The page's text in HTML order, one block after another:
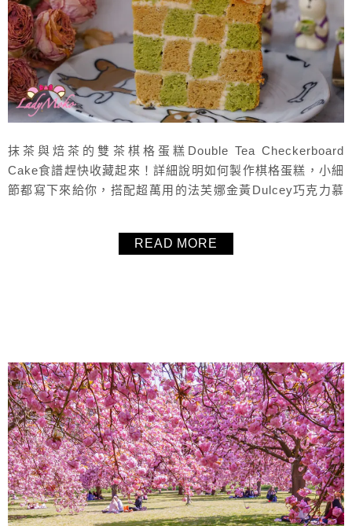
抹茶與焙茶的雙茶棋格蛋糕Double Tea Checkerboard
Cake食譜趕快收藏起來！詳細說明如何製作棋格蛋糕，小細
節都寫下來給你，搭配超萬用的法芙娜金黃Dulcey巧克力慕
蛋糕，茶控趕快把這個食譜收藏起來試試看！
READ MORE
About